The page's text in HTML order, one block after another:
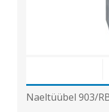
Naeltüübel 903/